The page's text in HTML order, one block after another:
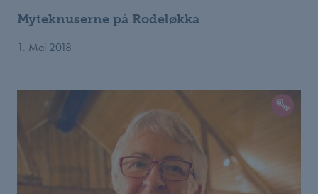
Myteknuserne på Rodeløkka
1. Mai 2018